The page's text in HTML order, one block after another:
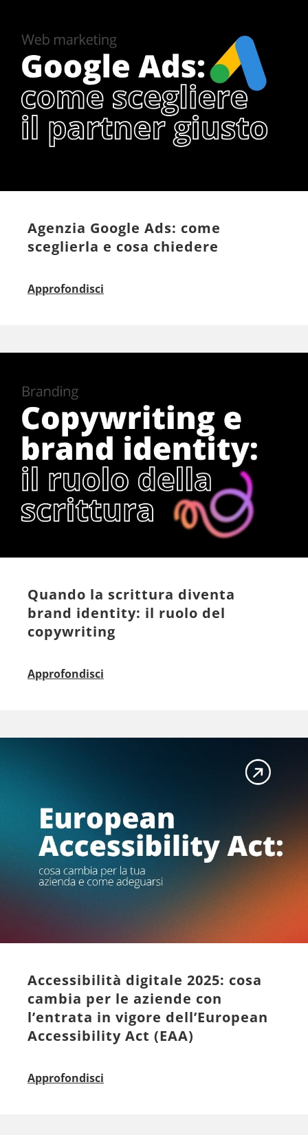
Agenzia Google Ads: come
sceglierla e cosa chiedere
Approfondisci
Quando la scrittura diventa
brand identity: il ruolo del
copywriting
Approfondisci
Accessibilità digitale 2025: cosa
cambia per le aziende con
l’entrata in vigore dell’European
Accessibility Act (EAA)
Approfondisci